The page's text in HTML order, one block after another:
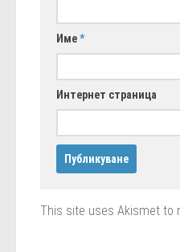
Име*
Интернет страница
This site uses Akismet to